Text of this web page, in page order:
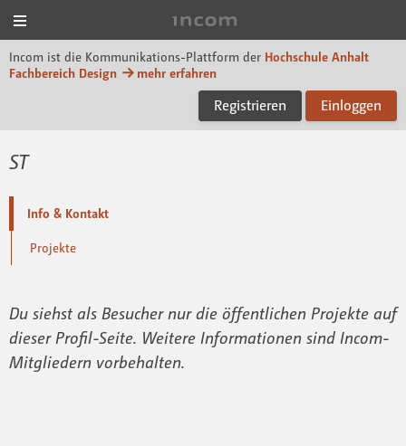
Incom ist die Kommunikations-Plattform der Hochschule Anhalt
Fachbereich Design
mehr erfahren
Registrieren Einloggen
ST
Info & Kontakt
Projekte
Du siehst als Besucher nur die öffentlichen Projekte auf
dieser Profil-Seite. Weitere Informationen sind Incom-
Mitgliedern vorbehalten.